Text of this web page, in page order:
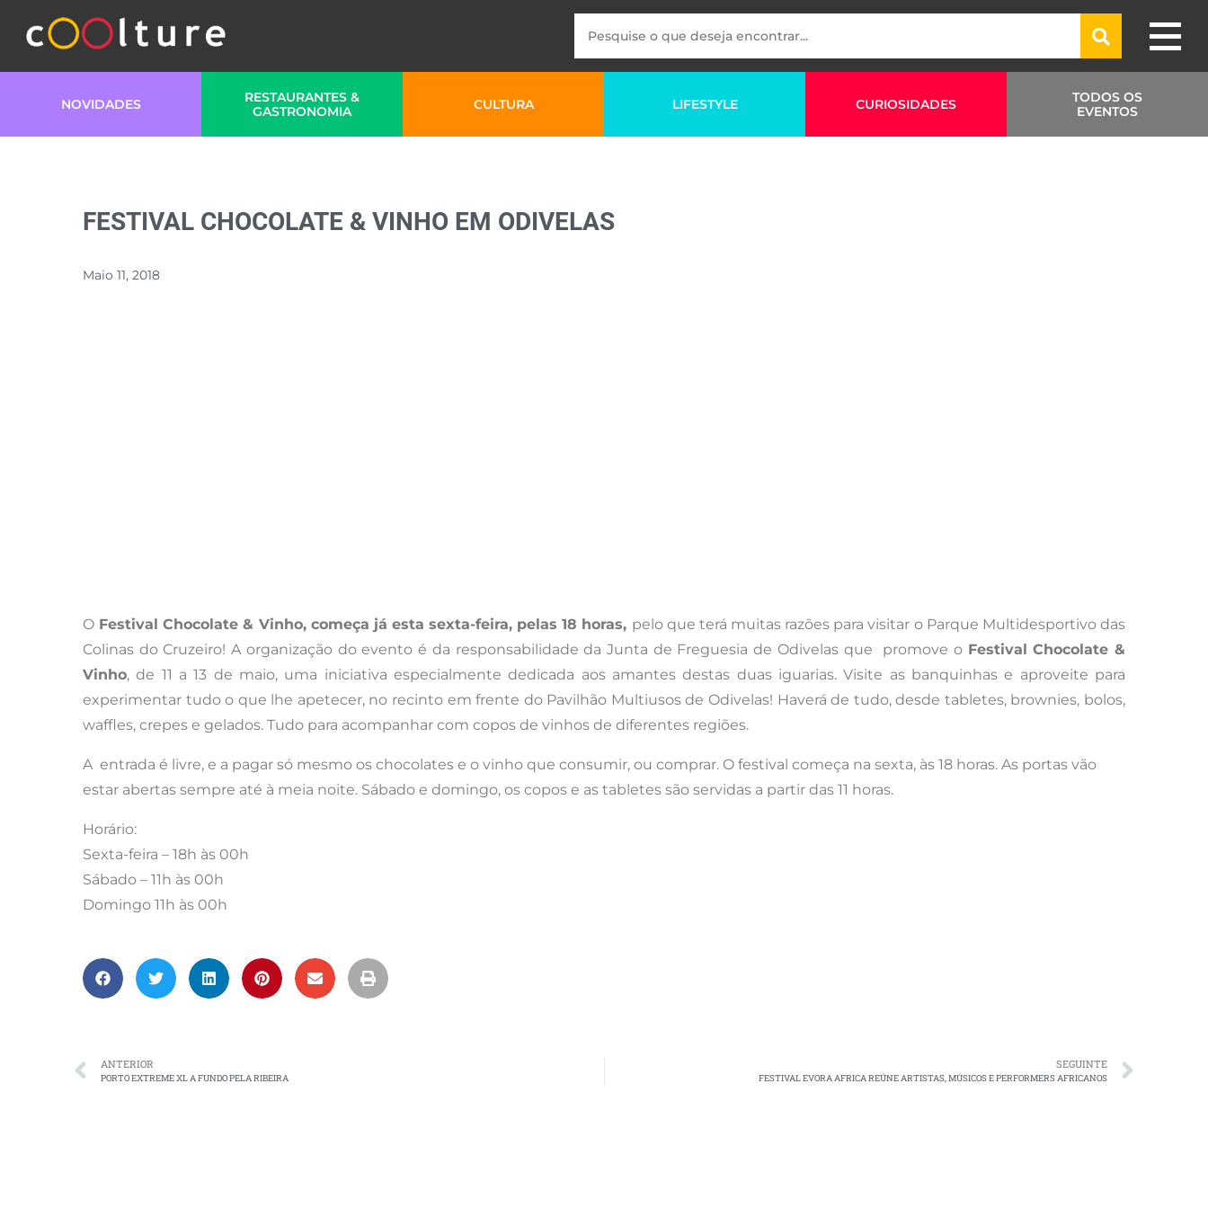
NOVIDADES
RESTAURANTES &
GASTRONOMIA
CULTURA LIFESTYLE CURIOSIDADES
TODOS OS
EVENTOS
FESTIVAL CHOCOLATE & VINHO EM ODIVELAS
Maio 11, 2018
O Festival Chocolate & Vinho, começa já esta sexta-feira, pelas 18 horas, pelo que terá muitas razões para visitar o Parque Multidesportivo das
Colinas do Cruzeiro! A organização do evento é da responsabilidade da Junta de Freguesia de Odivelas que promove o Festival Chocolate &
Vinho, de 11 a 13 de maio, uma iniciativa especialmente dedicada aos amantes destas duas iguarias. Visite as banquinhas e aproveite para
experimentar tudo o que lhe apetecer, no recinto em frente do Pavilhão Multiusos de Odivelas! Haverá de tudo, desde tabletes, brownies, bolos,
waffles, crepes e gelados. Tudo para acompanhar com copos de vinhos de diferentes regiões.
A entrada é livre, e a pagar só mesmo os chocolates e o vinho que consumir, ou comprar. O festival começa na sexta, às 18 horas. As portas vão
estar abertas sempre até à meia noite. Sábado e domingo, os copos e as tabletes são servidas a partir das 11 horas.
Horário:
Sexta-feira – 18h às 00h
Sábado – 11h às 00h
Domingo 11h às 00h
ANTERIOR
PORTO EXTREME XL A FUNDO PELA RIBEIRA
SEGUINTE
FESTIVAL EVORA AFRICA REÚNE ARTISTAS, MÚSICOS E PERFORMERS AFRICANOS